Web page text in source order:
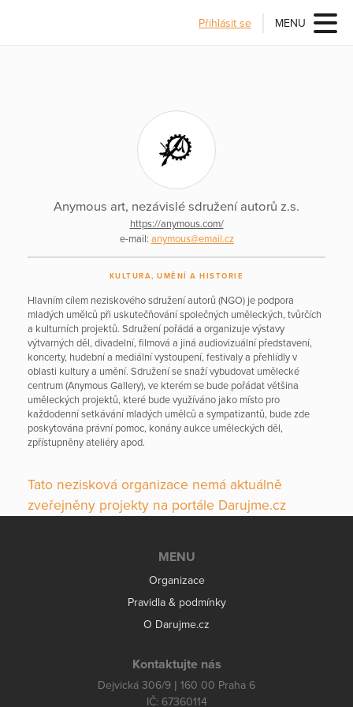
Přihlásit se MENU
Anymous art, nezávislé sdružení autorů z.s.
https://anymous.com/
e-mail: anymous@email.cz
KULTURA, UMĚNÍ A HISTORIE
Hlavním cílem neziskového sdružení autorů (NGO) je podpora
mladých umělců při uskutečňování společných uměleckých, tvůrčích
a kulturních projektů. Sdružení pořádá a organizuje výstavy
výtvarných děl, divadelní, filmová a jiná audiovizuální představení,
koncerty, hudební a mediální vystoupení, festivaly a přehlídly v
oblasti kultury a umění. Sdružení se snaží vybudovat umělecké
centrum (Anymous Gallery), ve kterém se bude pořádat většina
uměleckých projektů, které bude využíváno jako místo pro
každodenní setkávání mladých umělců a sympatizantů, bude zde
poskytována právní pomoc, konány aukce uměleckých děl,
zpřístupněny ateliéry apod.
Tato nezisková organizace nemá aktuálně
zveřejněny projekty na portále Darujme.cz
MENU
Organizace
Pravidla & podmínky
O Darujme.cz
Kontaktujte nás
Dejvická 306/9 | 160 00 Praha 6
IČ: 67360114